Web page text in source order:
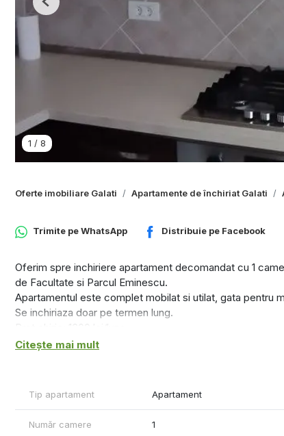
1 / 8
Previous
Oferte imobiliare Galati Apartamente de închiriat Galati
Trimite peWhatsApp Distribuie pe Facebook
Oferim spre inchiriere apartament decomandat cu 1
de Facultate si Parcul Eminescu.
Apartamentul este complet mobilat si utilat, gata pentru
Se inchiriaza doar pe termen lung.
Garantie: 1600 lei
Citește mai mult
Tip apartament Apartament
Număr camere 1